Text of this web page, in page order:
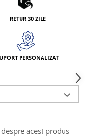
RETUR 30 ZILE
PERSONALIZAT
acest produs